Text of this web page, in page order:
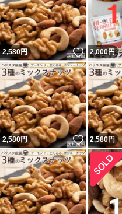
2,580円 いいね！
2,000円
2,580円 いいね！
2,580円